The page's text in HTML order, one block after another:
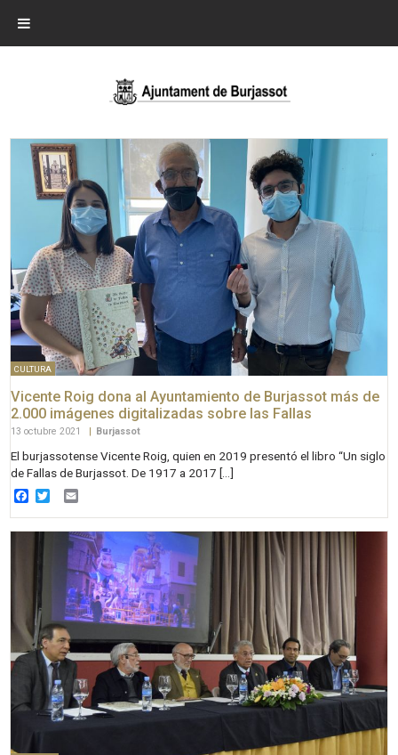
CULTURA
Vicente Roig dona al Ayuntamiento de Burjassot más de
2.000 imágenes digitalizadas sobre las Fallas
13 octubre 2021 Burjassot
El burjassotense Vicente Roig, quien en 2019 presentó el libro “Un siglo
de Fallas de Burjassot. De 1917 a 2017 […]
Facebook
Twitter